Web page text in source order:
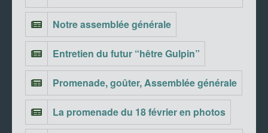
Notre assemblée générale
Entretien du futur “hêtre Gulpin”
Promenade, goûter, Assemblée générale
La promenade du 18 février en photos